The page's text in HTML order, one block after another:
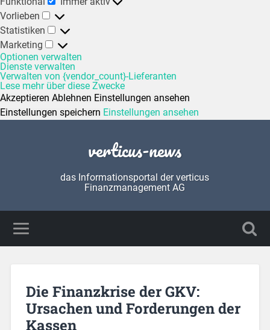
Vorlieben
Statistiken
Marketing
Optionen verwalten
Dienste verwalten
Verwalten von {vendor_count}-Lieferanten
Lese mehr über diese Zwecke
Akzeptieren Ablehnen Einstellungen ansehen
Einstellungen speichern Einstellungen ansehen
verticus-news
das Informationsportal der verticus
Finanzmanagement AG
Die Finanzkrise der GKV:
Ursachen und Forderungen der
Kassen